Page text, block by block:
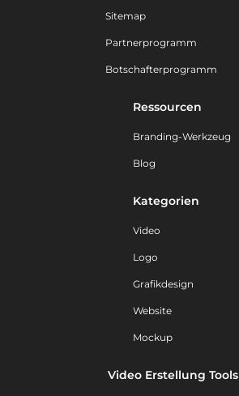
Sitemap
Partnerprogramm
Botschafterprogramm
Ressourcen
Branding-Werkzeug
Blog
Kategorien
Video
Logo
Grafikdesign
Website
Mockup
Video Erstellung Tools